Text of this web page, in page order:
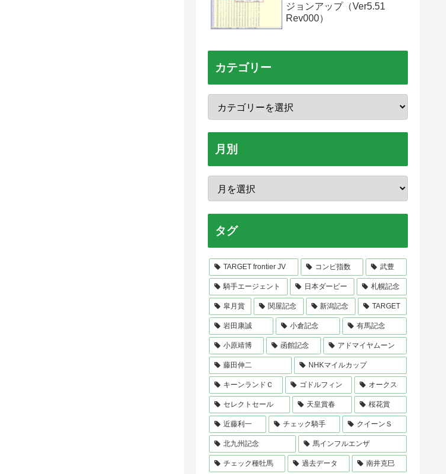
ジョンアップ（Ver5.51
Rev000）
カテゴリー
月別
タグ
TARGET frontier JV コンピ指数 武豊
騎手エージェント 日本ダービー 札幌記念
皐月賞 関屋記念 新潟記念 TARGET
岩田康誠 小倉記念 有馬記念
小原靖博 函館記念 アドマイヤムーン
藤田伸二 NHKマイルカップ
キーンランドＣ ゴドルフィン オークス
セレクトセール 天皇賞春 桜花賞
近藤利一 チェック騎手 クイーンＳ
北九州記念 馬インフルエンザ
チェック種牡馬 過去データ 南井克巳